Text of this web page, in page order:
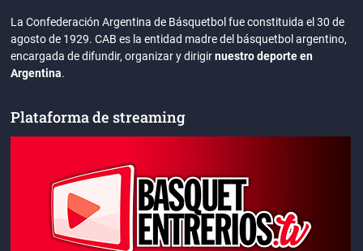
La Confederación Argentina de Básquetbol fue constituida el 30 de
agosto de 1929. CAB es la entidad madre del básquetbol argentino,
encargada de difundir, organizar y dirigirnuestro deporte en
Argentina.
Plataforma de streaming